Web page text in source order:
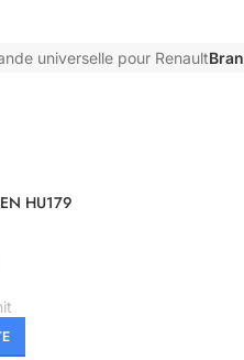
universelle pour Renault
HU179